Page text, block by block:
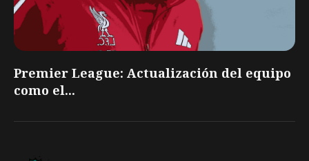
Premier League: Actualización del equipo
como el...